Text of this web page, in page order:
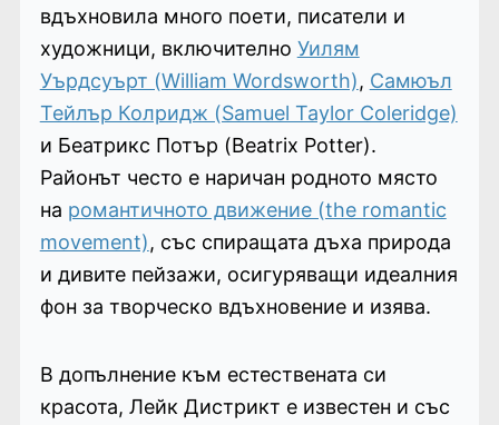
вдъхновила много поети, писатели и
художници, включително Уилям
Уърдсуърт (William Wordsworth), Самюъл
Тейлър Колридж (Samuel Taylor Coleridge)
и Беатрикс Потър (Beatrix Potter).
Районът често е наричан родното място
на романтичното движение (the romantic
movement), със спиращата дъха природа
и дивите пейзажи, осигуряващи идеалния
фон за творческо вдъхновение и изява.
В допълнение към естествената си
красота, Лейк Дистрикт е известен и със